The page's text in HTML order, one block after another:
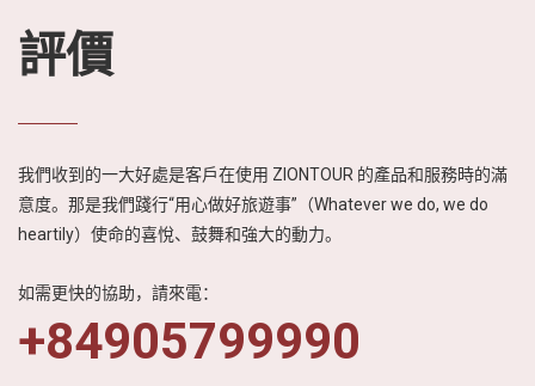
評價
我們收到的一大好處是客戶在使用 ZIONTOUR 的產品和服務時的滿
意度。那是我們踐行“用心做好旅遊事”（Whatever we do, we do
heartily）使命的喜悅、鼓舞和強大的動力。
如需更快的協助，請來電：
+84905799990